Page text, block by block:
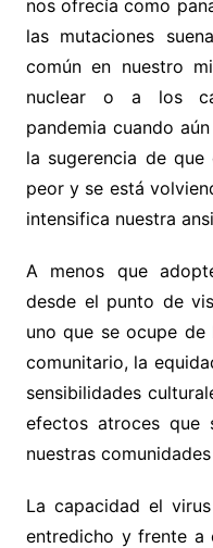
nos ofrecía como
las mutaciones
común en nuestro
nuclear o a los
pandemia cuando
la sugerencia de
peor y se está
intensifica nuestra
A menos que
desde el punto de
uno que se ocupe
comunitario, la
sensibilidades
efectos atroces que
nuestras
La capacidad el
entredicho y frente